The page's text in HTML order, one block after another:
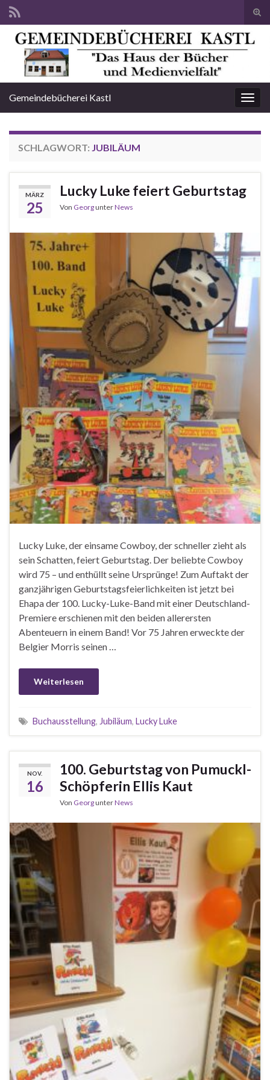
Search for:
Gemeindebücherei Kastl
SCHLAGWORT: JUBILÄUM
MÄRZ
25
Lucky Luke feiert Geburtstag
Von GeorgunterNews
Lucky Luke, der einsame Cowboy, der schneller zieht als
sein Schatten, feiert Geburtstag. Der beliebte Cowboy
wird 75 – und enthüllt seine Ursprünge! Zum Auftakt der
ganzjährigen Geburtstagsfeierlichkeiten ist jetzt bei
Ehapa der 100. Lucky-Luke-Band mit einer Deutschland-
Premiere erschienen mit den beiden allerersten
Abenteuern in einem Band! Vor 75 Jahren erweckte der
Belgier Morris seinen …
Weiterlesen
Buchausstellung, Jubiläum, Lucky Luke
NOV.
16
100. Geburtstag von Pumuckl-
Schöpferin Ellis Kaut
Von GeorgunterNews